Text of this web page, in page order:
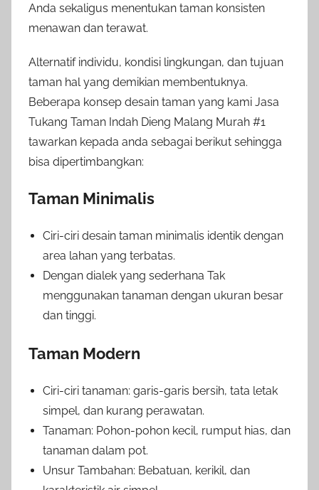
Anda sekaligus menentukan taman konsisten
menawan dan terawat.
Alternatif individu, kondisi lingkungan, dan tujuan
taman hal yang demikian membentuknya.
Beberapa konsep desain taman yang kami Jasa
Tukang Taman Indah Dieng Malang Murah #1
tawarkan kepada anda sebagai berikut sehingga
bisa dipertimbangkan:
Taman Minimalis
Ciri-ciri desain taman minimalis identik dengan
area lahan yang terbatas.
Dengan dialek yang sederhana Tak
menggunakan tanaman dengan ukuran besar
dan tinggi.
Taman Modern
Ciri-ciri tanaman: garis-garis bersih, tata letak
simpel, dan kurang perawatan.
Tanaman: Pohon-pohon kecil, rumput hias, dan
tanaman dalam pot.
Unsur Tambahan: Bebatuan, kerikil, dan